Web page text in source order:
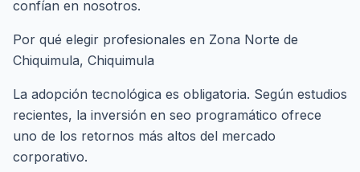
confían en nosotros.
Por qué elegir profesionales en Zona Norte de
Chiquimula, Chiquimula
La adopción tecnológica es obligatoria. Según estudios
recientes, la inversión en seo programático ofrece
uno de los retornos más altos del mercado
corporativo.